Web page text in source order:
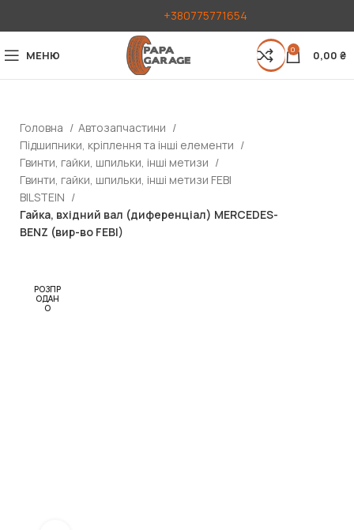
+380775771654
МЕНЮ 0 0,00 ₴
Головна
Автозапчастини
Підшипники, кріплення та інші елементи
Гвинти, гайки, шпильки, інші метизи
Гвинти, гайки, шпильки, інші метизи FEBI
BILSTEIN
Гайка, вхідний вал (диференціал) MERCEDES-
BENZ (вир-во FEBI)
РОЗПР
ОДАН
О